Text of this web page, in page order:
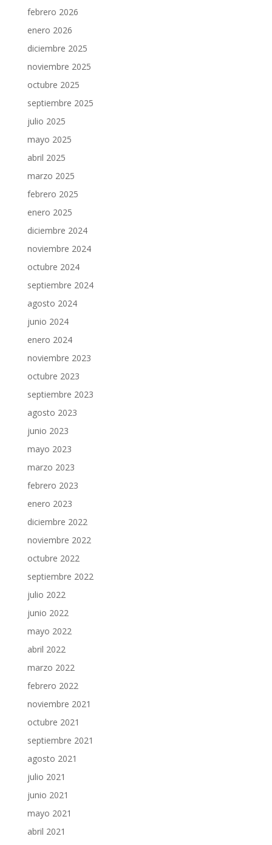
febrero 2026
enero 2026
diciembre 2025
noviembre 2025
octubre 2025
septiembre 2025
julio 2025
mayo 2025
abril 2025
marzo 2025
febrero 2025
enero 2025
diciembre 2024
noviembre 2024
octubre 2024
septiembre 2024
agosto 2024
junio 2024
enero 2024
noviembre 2023
octubre 2023
septiembre 2023
agosto 2023
junio 2023
mayo 2023
marzo 2023
febrero 2023
enero 2023
diciembre 2022
noviembre 2022
octubre 2022
septiembre 2022
julio 2022
junio 2022
mayo 2022
abril 2022
marzo 2022
febrero 2022
noviembre 2021
octubre 2021
septiembre 2021
agosto 2021
julio 2021
junio 2021
mayo 2021
abril 2021